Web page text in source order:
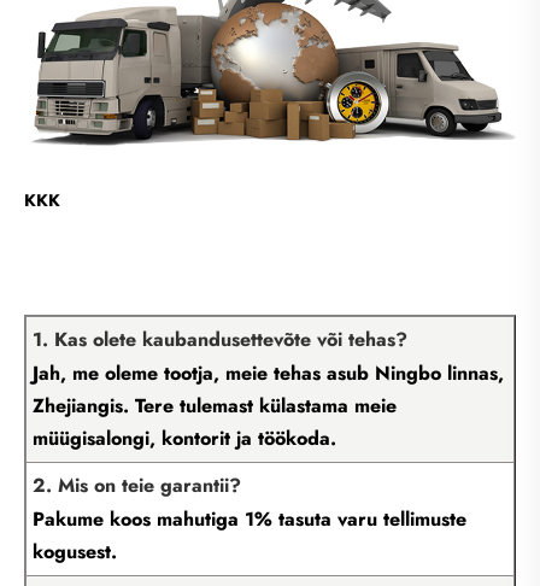
KKK
1. Kas olete kaubandusettevõte või tehas?
Jah, me oleme tootja, meie tehas asub Ningbo linnas,
Zhejiangis. Tere tulemast külastama meie
müügisalongi, kontorit ja töökoda.
2. Mis on teie garantii?
Pakume koos mahutiga 1% tasuta varu tellimuste
kogusest.